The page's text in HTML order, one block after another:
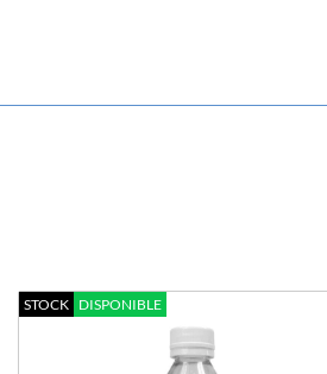
STOCK DISPONIBLE